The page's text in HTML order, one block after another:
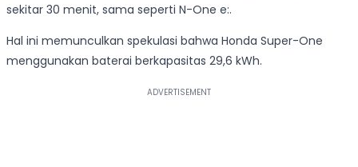
sekitar 30 menit, sama seperti N-One e:.
Hal ini memunculkan spekulasi bahwa Honda Super-One
menggunakan baterai berkapasitas 29,6 kWh.